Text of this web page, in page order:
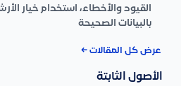
القيود والأخطاء، استخدام خيار
بالبيانات الصحيحة
عرض كل المقالات ←
الأصول الثابتة